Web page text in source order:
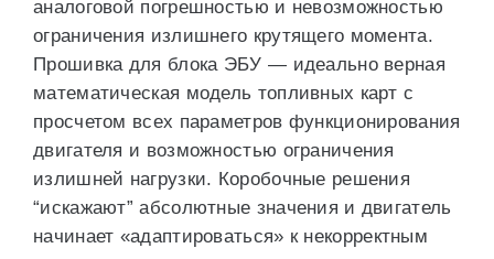
аналоговой погрешностью и невозможностью
ограничения излишнего крутящего момента.
Прошивка для блока ЭБУ — идеально верная
математическая модель топливных карт с
просчетом всех параметров функционирования
двигателя и возможностью ограничения
излишней нагрузки. Коробочные решения
“искажают” абсолютные значения и двигатель
начинает «адаптироваться» к некорректным